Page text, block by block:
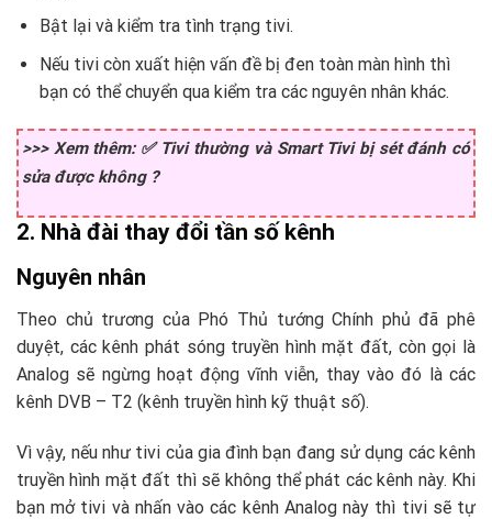
Bật lại và kiểm tra tình trạng tivi.
Nếu tivi còn xuất hiện vấn đề bị đen toàn màn hình thì
bạn có thể chuyển qua kiểm tra các nguyên nhân khác.
>>> Xem thêm: ✅ Tivi thường và Smart Tivi bị sét đánh có
sửa được không ?
2. Nhà đài thay đổi tần số kênh
Nguyên nhân
Theo chủ trương của Phó Thủ tướng Chính phủ đã phê
duyệt, các kênh phát sóng truyền hình mặt đất, còn gọi là
Analog sẽ ngừng hoạt động vĩnh viễn, thay vào đó là các
kênh DVB – T2 (kênh truyền hình kỹ thuật số).
Vì vậy, nếu như tivi của gia đình bạn đang sử dụng các kênh
truyền hình mặt đất thì sẽ không thể phát các kênh này. Khi
bạn mở tivi và nhấn vào các kênh Analog này thì tivi sẽ tự